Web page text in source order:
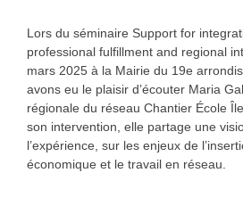
Lors du séminaire Support for
professional fulfillment and regional
mars 2025 à la Mairie du 19e
avons eu le plaisir d’écouter Maria
régionale du réseau Chantier École
son intervention, elle partage une
l’expérience, sur les enjeux de
économique et le travail en réseau.